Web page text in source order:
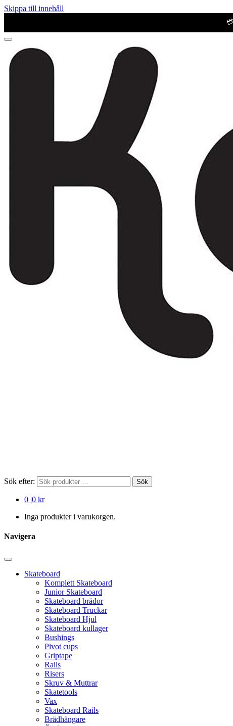
Skippa till innehåll
Sök efter: Sök
0 |0 kr
Inga produkter i varukorgen.
Navigera
Skateboard
Komplett Skateboard
Junior Skateboard
Skateboard brädor
Skateboard Truckar
Skateboard Hjul
Skateboard kullager
Bushings
Pivot cups
Griptape
Rails
Risers
Skruv & Muttrar
Skatetools
Vax
Skateboard Rails
Brädhängare